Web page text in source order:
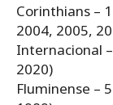
Corinthians –
2004, 2005,
Internacional
2020)
Fluminense –